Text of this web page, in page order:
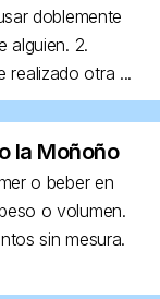
doblemente
alguien. 2.
realizado otra ...
la Moñoño
o beber en
o volumen.
sin mesura.